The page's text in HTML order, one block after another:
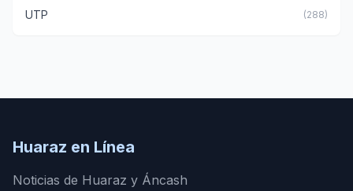
UTP (288)
Huaraz en Línea
Noticias de Huaraz y Áncash